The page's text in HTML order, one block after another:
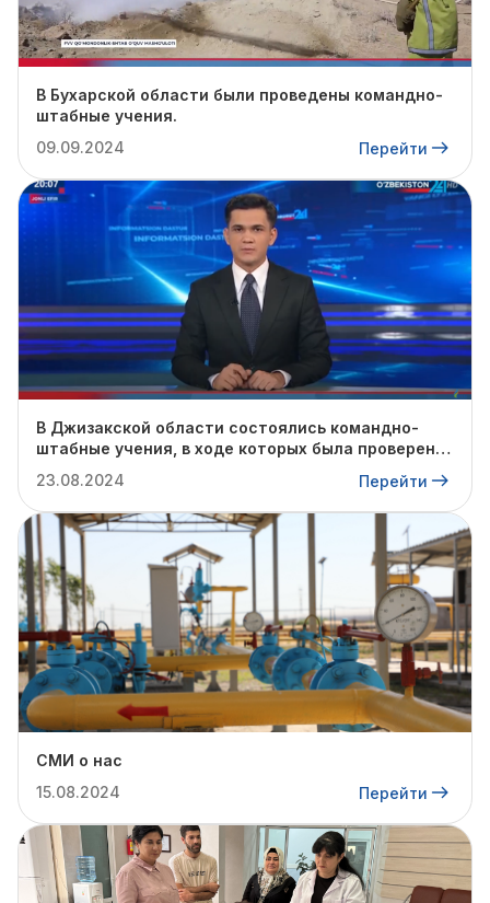
В Бухарской области были проведены командно-
штабные учения.
09.09.2024
Перейти
В Джизакской области состоялись командно-
штабные учения, в ходе которых была проверена
осенне-зимнему сезону.
23.08.2024 Перейти
СМИ о нас
15.08.2024
Перейти